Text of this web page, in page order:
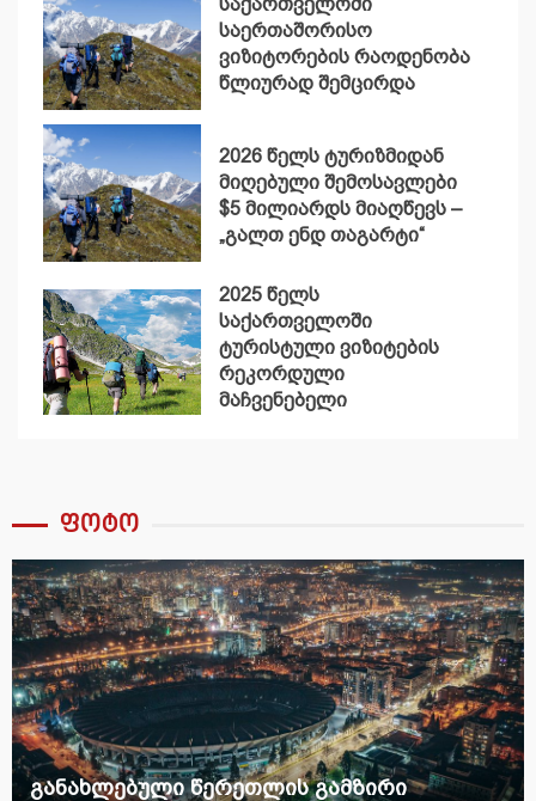
საერთაშორისო
ვიზიტორების რაოდენობა
წლიურად შემცირდა
2026 წელს ტურიზმიდან
მიღებული შემოსავლები
$5 მილიარდს მიაღწევს –
„გალთ ენდ თაგარტი“
2025 წელს
საქართველოში
ტურისტული ვიზიტების
რეკორდული
მაჩვენებელი
ფოტო
განახლებული წერეთლის გამზირი